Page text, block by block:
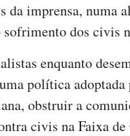
da imprensa, numa
dos civis
enquanto
política
obstruir a
civis na Faixa